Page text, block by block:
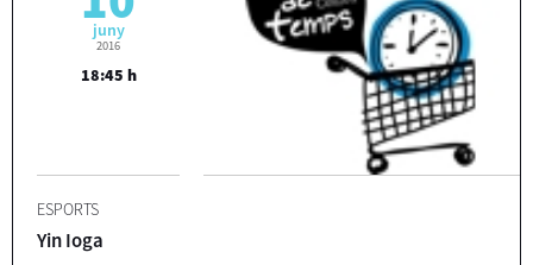
juny
2016
18:45 h
ESPORTS
Yin Ioga